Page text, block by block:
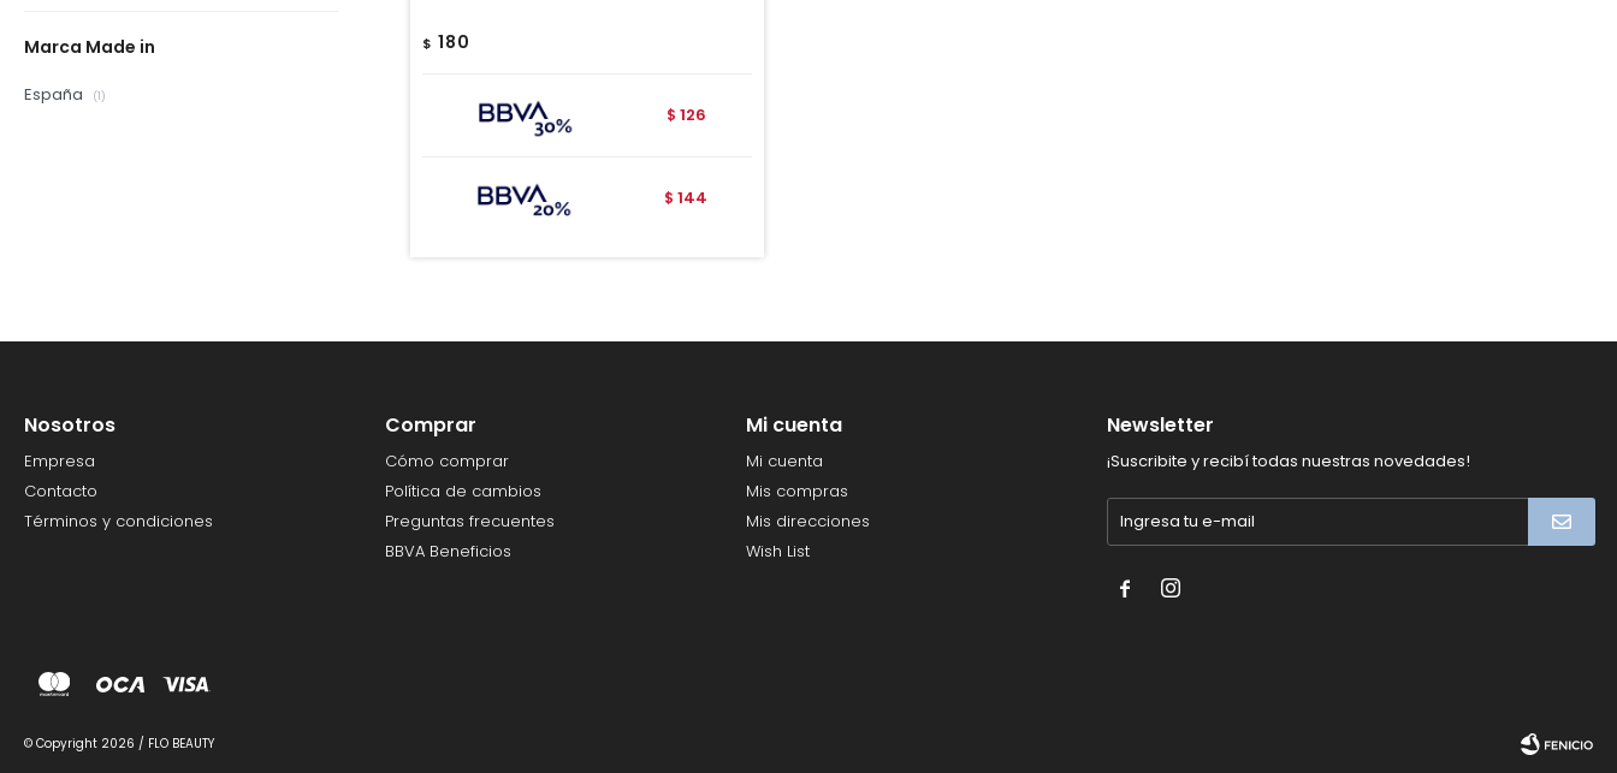
$ 180
$ 126
$ 144
Marca Made in
España (1)
Nosotros
Empresa
Contacto
Términos y condiciones
Comprar
Cómo comprar
Política de cambios
Preguntas frecuentes
BBVA Beneficios
Mi cuenta
Mi cuenta
Mis compras
Mis direcciones
Wish List
Newsletter
¡Suscribite y recibí todas nuestras novedades!
 
© Copyright 2026 / FLO BEAUTY